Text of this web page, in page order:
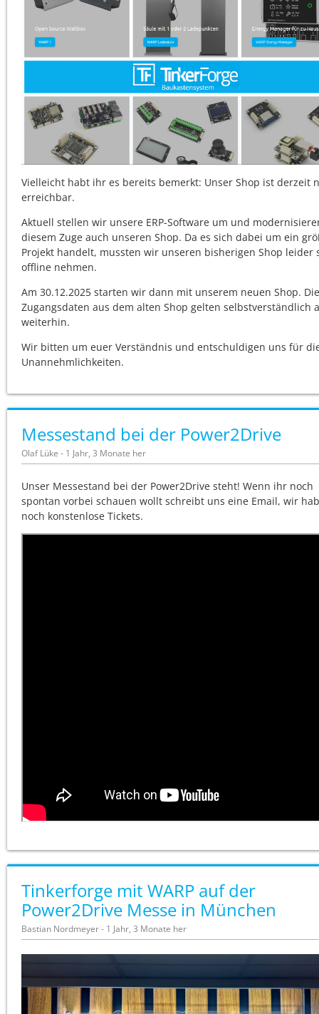
Vielleicht habt ihr es bereits bemerkt: Unser Shop ist derzeit
erreichbar.
Aktuell stellen wir unsere ERP-Software um und
diesem Zuge auch unseren Shop. Da es sich dabei um ein
Projekt handelt, mussten wir unseren bisherigen Shop leider
offline nehmen.
Am 30.12.2025 starten wir dann mit unserem neuen Shop. Die
Zugangsdaten aus dem alten Shop gelten selbstverständlich
weiterhin.
Wir bitten um euer Verständnis und entschuldigen uns für
Unannehmlichkeiten.
Messestand bei der Power2Drive
Olaf Lüke - 1 Jahr, 3 Monate her
Unser Messestand bei der Power2Drive steht! Wenn ihr noch
spontan vorbei schauen wollt schreibt uns eine Email, wir
noch konstenlose Tickets.
Tinkerforge mit WARP auf der
Power2Drive Messe in München
Bastian Nordmeyer - 1 Jahr, 3 Monate her